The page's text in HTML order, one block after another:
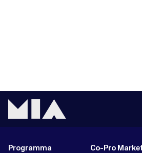
Programma
Co-Pro